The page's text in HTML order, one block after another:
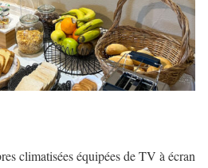
climatisées équipées de TV à écran